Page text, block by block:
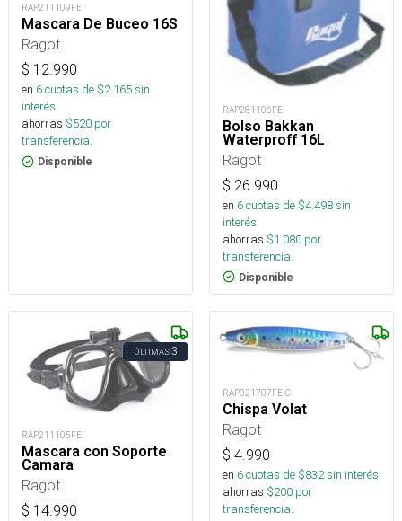
RAP211109FE
Mascara De Buceo 16S
Ragot
$ 12.990
en 6cuotas de $2.165sin
interés
ahorras $520 por
transferencia.
Disponible
RAP281106FE
Bolso Bakkan
Waterproff 16L
Ragot
$ 26.990
en 6cuotas de $4.498sin
interés
ahorras $1.080 por
transferencia.
Disponible
ÚLTIMAS3
RAP211105FE
Mascara con Soporte
Camara
Ragot
$ 14.990
RAP021707FE-C
Chispa Volat
Ragot
$ 4.990
en 6cuotas de $832sin interés
ahorras $200 por
transferencia.